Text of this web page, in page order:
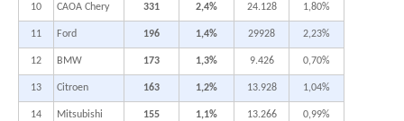
10 CAOA Chery 331 2,4% 24.128 1,80%
11 Ford 196 1,4% 29928 2,23%
12 BMW 173 1,3% 9.426 0,70%
13 Citroen 163 1,2% 13.928 1,04%
14 Mitsubishi 155 1,1% 13.266 0,99%